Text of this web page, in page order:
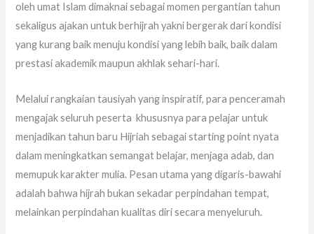
oleh umat Islam dimaknai sebagai momen pergantian tahun
sekaligus ajakan untuk berhijrah yakni bergerak dari kondisi
yang kurang baik menuju kondisi yang lebih baik, baik dalam
prestasi akademik maupun akhlak sehari-hari.
Melalui rangkaian tausiyah yang inspiratif, para penceramah
mengajak seluruh peserta khususnya para pelajar untuk
menjadikan tahun baru Hijriah sebagai starting point nyata
dalam meningkatkan semangat belajar, menjaga adab, dan
memupuk karakter mulia. Pesan utama yang digaris-bawahi
adalah bahwa hijrah bukan sekadar perpindahan tempat,
melainkan perpindahan kualitas diri secara menyeluruh.